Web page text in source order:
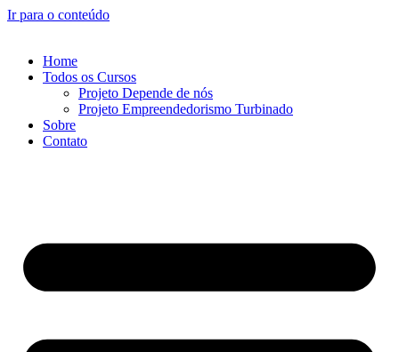
Ir para o conteúdo
Home
Todos os Cursos
Projeto Depende de nós
Projeto Empreendedorismo Turbinado
Sobre
Contato